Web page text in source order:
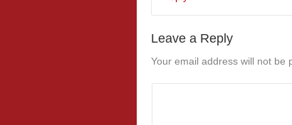
Leave a Reply
Your email address will not be